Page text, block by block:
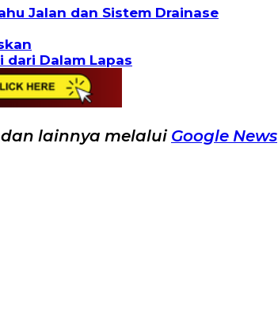
Jalan dan Sistem Drainase
dari Dalam Lapas
lainnya melalui Google News